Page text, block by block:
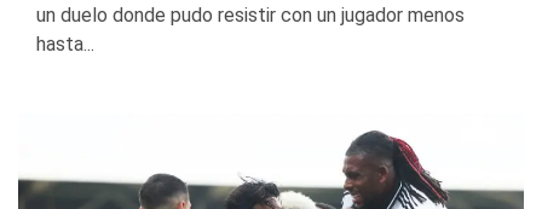
un duelo donde pudo resistir con un jugador menos
hasta...